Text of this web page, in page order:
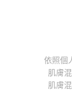
依照個
肌膚
肌膚